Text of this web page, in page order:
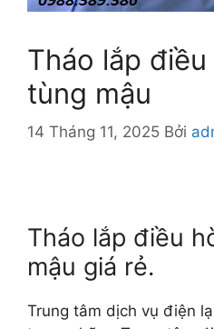
Tháo lắp
tùng mậu
14 Tháng 11, 2025 Bởi
Tháo lắp điều
mậu giá rẻ.
Trung tâm dịch vụ điện